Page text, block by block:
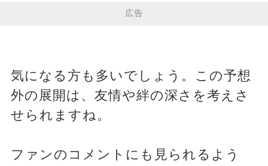
広告
気になる方も多いでしょう。この予想
外の展開は、友情や絆の深さを考えさ
せられますね。
ファンのコメントにも見られるよう